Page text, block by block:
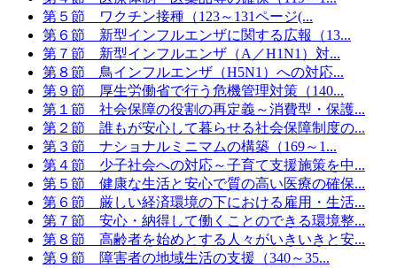
第５節 ワクチン接種（123～131ページ(...
第６節 新型インフルエンザに関する広報（13...
第７節 新型インフルエンザ（A／H1N1）対...
第８節 鳥インフルエンザ（H5N1）への対応...
第９節 厚生労働省で行う危機管理対策（140...
第１節 社会保障の役割の再定義～消費型・保護...
第２節 誰もが安心して暮らせる社会保障制度の...
第３節 ナショナルミニマムの構築（169～1...
第４節 少子社会への対応～子育て支援施策を中...
第５節 健康な生活と安心で質の高い医療の確保...
第６節 厳しい経済環境の下における雇用・生活...
第７節 安心・納得して働くことのできる環境整...
第８節 高齢者を始めとする人々がいきいきと安...
第９節 障害者の地域生活の支援（340～35...